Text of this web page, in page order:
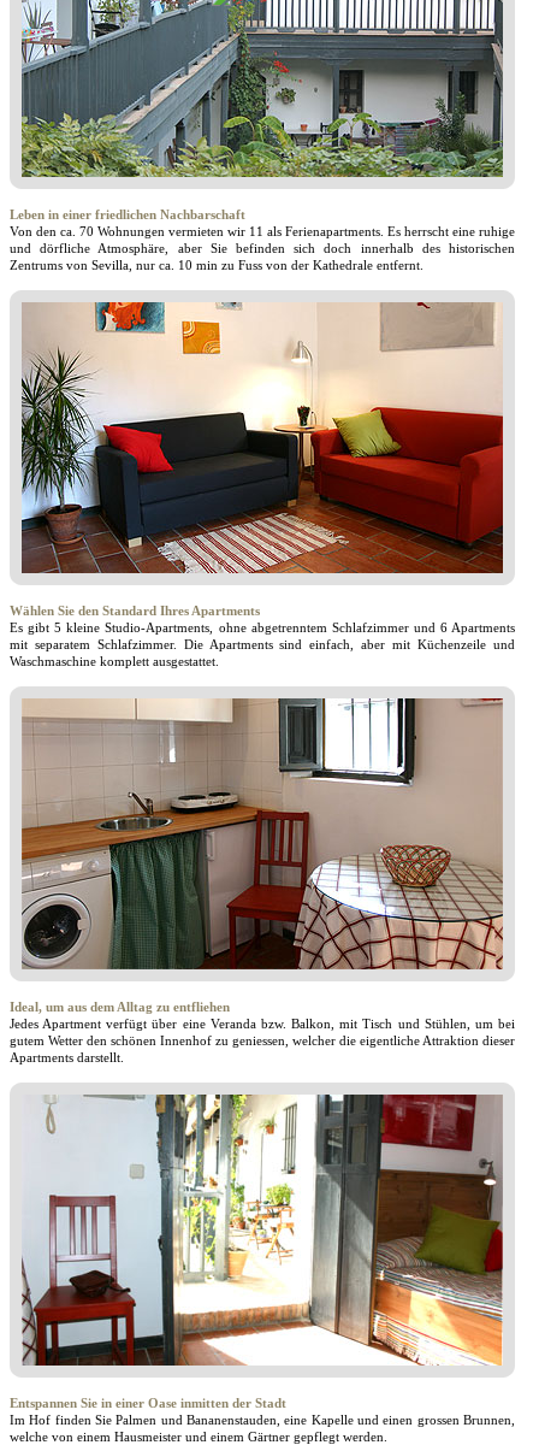
Leben in einer friedlichen Nachbarschaft
Von den ca. 70 Wohnungen vermieten wir 11 als Ferienapartments. Es herrscht eine ruhige
und dörfliche Atmosphäre, aber Sie befinden sich doch innerhalb des historischen
Zentrums von Sevilla, nur ca. 10 min zu Fuss von der Kathedrale entfernt.
Wählen Sie den Standard Ihres Apartments
Es gibt 5 kleine Studio-Apartments, ohne abgetrenntem Schlafzimmer und 6 Apartments
mit separatem Schlafzimmer. Die Apartments sind einfach, aber mit Küchenzeile und
Waschmaschine komplett ausgestattet.
Ideal, um aus dem Alltag zu entfliehen
Jedes Apartment verfügt über eine Veranda bzw. Balkon, mit Tisch und Stühlen, um bei
gutem Wetter den schönen Innenhof zu geniessen, welcher die eigentliche Attraktion dieser
Apartments darstellt.
Entspannen Sie in einer Oase inmitten der Stadt
Im Hof finden Sie Palmen und Bananenstauden, eine Kapelle und einen grossen Brunnen,
welche von einem Hausmeister und einem Gärtner gepflegt werden.